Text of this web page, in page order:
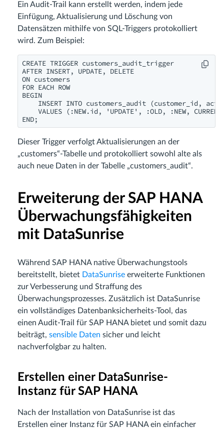
Ein Audit-Trail kann erstellt werden, indem jede
Einfügung, Aktualisierung und Löschung von
Datensätzen mithilfe von SQL-Triggers protokolliert
wird. Zum Beispiel:
CREATE TRIGGER customers_audit_trigger
AFTER INSERT, UPDATE, DELETE
ON customers
FOR EACH ROW
BEGIN
INSERT INTO customers_audit (customer_id,
VALUES (:NEW.id, 'UPDATE', :OLD, :NEW,
END;
Dieser Trigger verfolgt Aktualisierungen an der
„customers“-Tabelle und protokolliert sowohl alte als
auch neue Daten in der Tabelle „customers_audit“.
Erweiterung der SAP HANA
Überwachungsfähigkeiten
mit DataSunrise
Während SAP HANA native Überwachungstools
bereitstellt, bietet DataSunrise erweiterte Funktionen
zur Verbesserung und Straffung des
Überwachungsprozesses. Zusätzlich ist DataSunrise
ein vollständiges Datenbanksicherheits-Tool, das
einen Audit-Trail für SAP HANA bietet und somit dazu
beiträgt, sensible Daten sicher und leicht
nachverfolgbar zu halten.
Erstellen einer DataSunrise-
Instanz für SAP HANA
Nach der Installation von DataSunrise ist das
Erstellen einer Instanz für SAP HANA ein einfacher